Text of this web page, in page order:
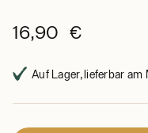
16,90 €
Auf Lager, lieferbar am